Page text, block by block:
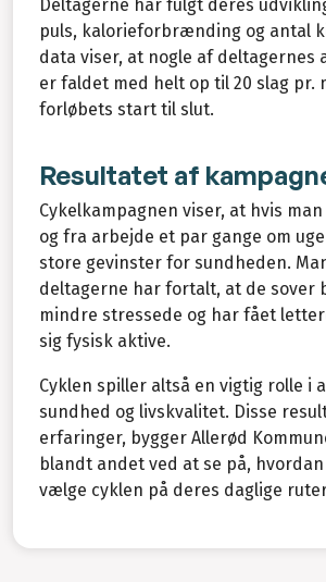
Deltagerne har fulgt deres
puls, kalorieforbrænding og antal
data viser, at nogle af deltagernes
er faldet med helt op til 20 slag pr.
forløbets start til slut.
Resultatet af
Cykelkampagnen viser, at hvis
og fra arbejde et par gange om
store gevinster for sundheden.
deltagerne har fortalt, at de sover
mindre stressede og har fået
sig fysisk aktive.
Cyklen spiller altså en vigtig rolle i
sundhed og livskvalitet. Disse
erfaringer, bygger Allerød
blandt andet ved at se på,
vælge cyklen på deres daglige